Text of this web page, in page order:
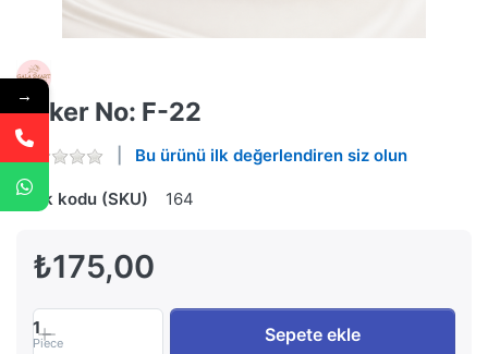
Stiker No: F-22
Bu ürünü ilk değerlendiren siz olun
Stok kodu (SKU) 164
₺175,00
1
Piece Sepete ekle
→